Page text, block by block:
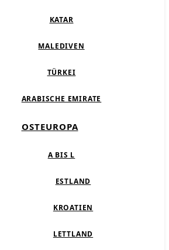
KATAR
MALEDIVEN
TÜRKEI
ARABISCHE EMIRATE
OSTEUROPA
A BIS L
ESTLAND
KROATIEN
LETTLAND